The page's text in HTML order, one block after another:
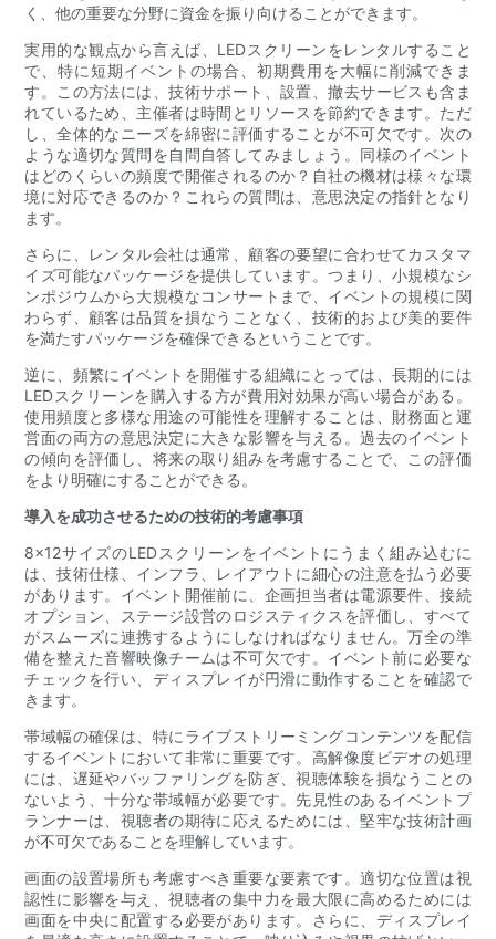
く、他の重要な分野に資金を振り向けることができます。
実用的な観点から言えば、LEDスクリーンをレンタルすること
で、特に短期イベントの場合、初期費用を大幅に削減できま
す。この方法には、技術サポート、設置、撤去サービスも含ま
れているため、主催者は時間とリソースを節約できます。ただ
し、全体的なニーズを綿密に評価することが不可欠です。次の
ような適切な質問を自問自答してみましょう。同様のイベント
はどのくらいの頻度で開催されるのか？自社の機材は様々な環
境に対応できるのか？これらの質問は、意思決定の指針となり
ます。
さらに、レンタル会社は通常、顧客の要望に合わせてカスタマ
イズ可能なパッケージを提供しています。つまり、小規模なシ
ンポジウムから大規模なコンサートまで、イベントの規模に関
わらず、顧客は品質を損なうことなく、技術的および美的要件
を満たすパッケージを確保できるということです。
逆に、頻繁にイベントを開催する組織にとっては、長期的には
LEDスクリーンを購入する方が費用対効果が高い場合がある。
使用頻度と多様な用途の可能性を理解することは、財務面と運
営面の両方の意思決定に大きな影響を与える。過去のイベント
の傾向を評価し、将来の取り組みを考慮することで、この評価
をより明確にすることができる。
導入を成功させるための技術的考慮事項
8x12サイズのLEDスクリーンをイベントにうまく組み込むに
は、技術仕様、インフラ、レイアウトに細心の注意を払う必要
があります。イベント開催前に、企画担当者は電源要件、接続
オプション、ステージ設営のロジスティクスを評価し、すべて
がスムーズに連携するようにしなければなりません。万全の準
備を整えた音響映像チームは不可欠です。イベント前に必要な
チェックを行い、ディスプレイが円滑に動作することを確認で
きます。
帯域幅の確保は、特にライブストリーミングコンテンツを配信
するイベントにおいて非常に重要です。高解像度ビデオの処理
には、遅延やバッファリングを防ぎ、視聴体験を損なうことの
ないよう、十分な帯域幅が必要です。先見性のあるイベントプ
ランナーは、視聴者の期待に応えるためには、堅牢な技術計画
が不可欠であることを理解しています。
画面の設置場所も考慮すべき重要な要素です。適切な位置は視
認性に影響を与え、視聴者の集中力を最大限に高めるためには
画面を中央に配置する必要があります。さらに、ディスプレイ